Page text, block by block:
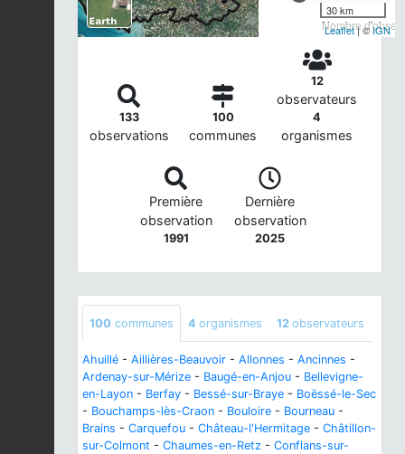
Nombre
30 km
Leaflet| ©IGN
133
observations
100
communes
12
observateurs
4
organismes
Première
observation
1991
Dernière
observation
2025
100 communes 4 organismes 12 observateurs
Ahuillé - Aillières-Beauvoir - Allonnes - Ancinnes -
Ardenay-sur-Mérize - Baugé-en-Anjou - Bellevigne-
en-Layon - Berfay - Bessé-sur-Braye - Boëssé-le-Sec
- Bouchamps-lès-Craon - Bouloire - Bourneau -
Brains - Carquefou - Château-l'Hermitage - Châtillon-
sur-Colmont - Chaumes-en-Retz - Conflans-sur-